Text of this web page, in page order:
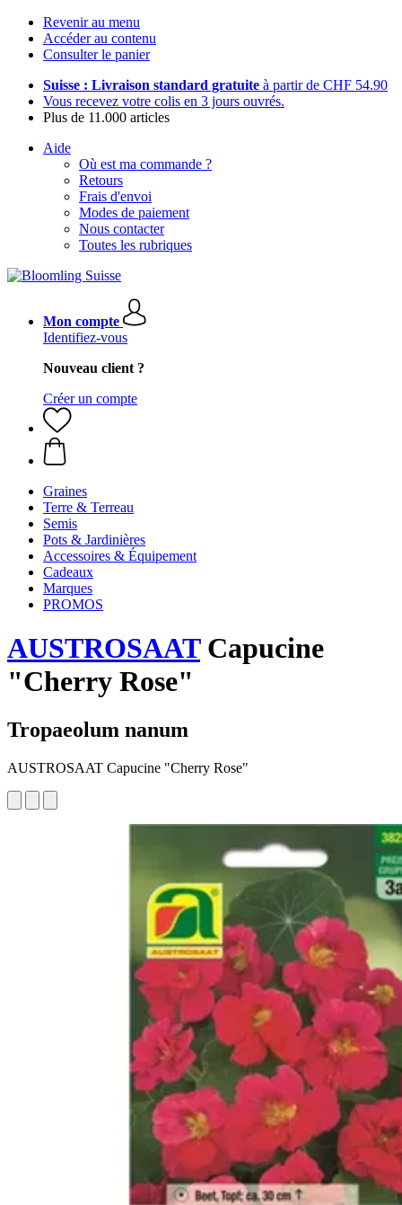
Revenir au menu
Accéder au contenu
Consulter le panier
Suisse : Livraison standard gratuite à partir de CHF 54.90
Vous recevez votre colis en 3 jours ouvrés.
Plus de 11.000 articles
Aide
Où est ma commande ?
Retours
Frais d'envoi
Modes de paiement
Nous contacter
Toutes les rubriques
Mon compte
Identifiez-vous
Nouveau client ?
Créer un compte
Graines
Terre & Terreau
Semis
Pots & Jardinières
Accessoires & Équipement
Cadeaux
Marques
PROMOS
AUSTROSAATCapucine
"Cherry Rose"
Tropaeolum nanum
AUSTROSAAT Capucine "Cherry Rose"